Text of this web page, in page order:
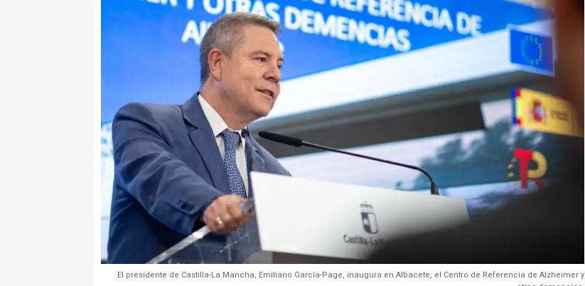
El presidente de Castilla-La Mancha, Emiliano García-Page, inaugura en Albacete, el Centro de Referencia de Alzheimer y